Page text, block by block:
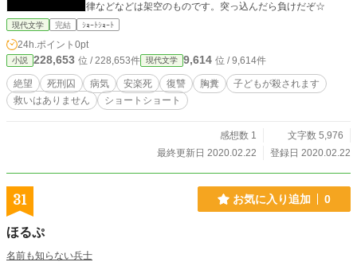
律などなどは架空のものです。突っ込んだら負けだぞ☆
現代文学 完結 ｼｮｰﾄｼｮｰﾄ
24h.ポイント 0pt
小説 228,653 位 / 228,653件 現代文学 9,614 位 / 9,614件
絶望 死刑囚 病気 安楽死 復讐 胸糞
子どもが殺されます
救いはありません
ショートショート
感想数 1
文字数 5,976
最終更新日 2020.02.22
登録日 2020.02.22
31 お気に入り追加 0
ほるぷ
名前も知らない兵士